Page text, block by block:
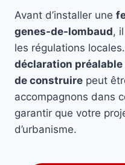
Avant d’installer une
genes-de-lombaud,
les régulations
déclaration préalable
de construire peut
accompagnons dans
garantir que votre
d’urbanisme.